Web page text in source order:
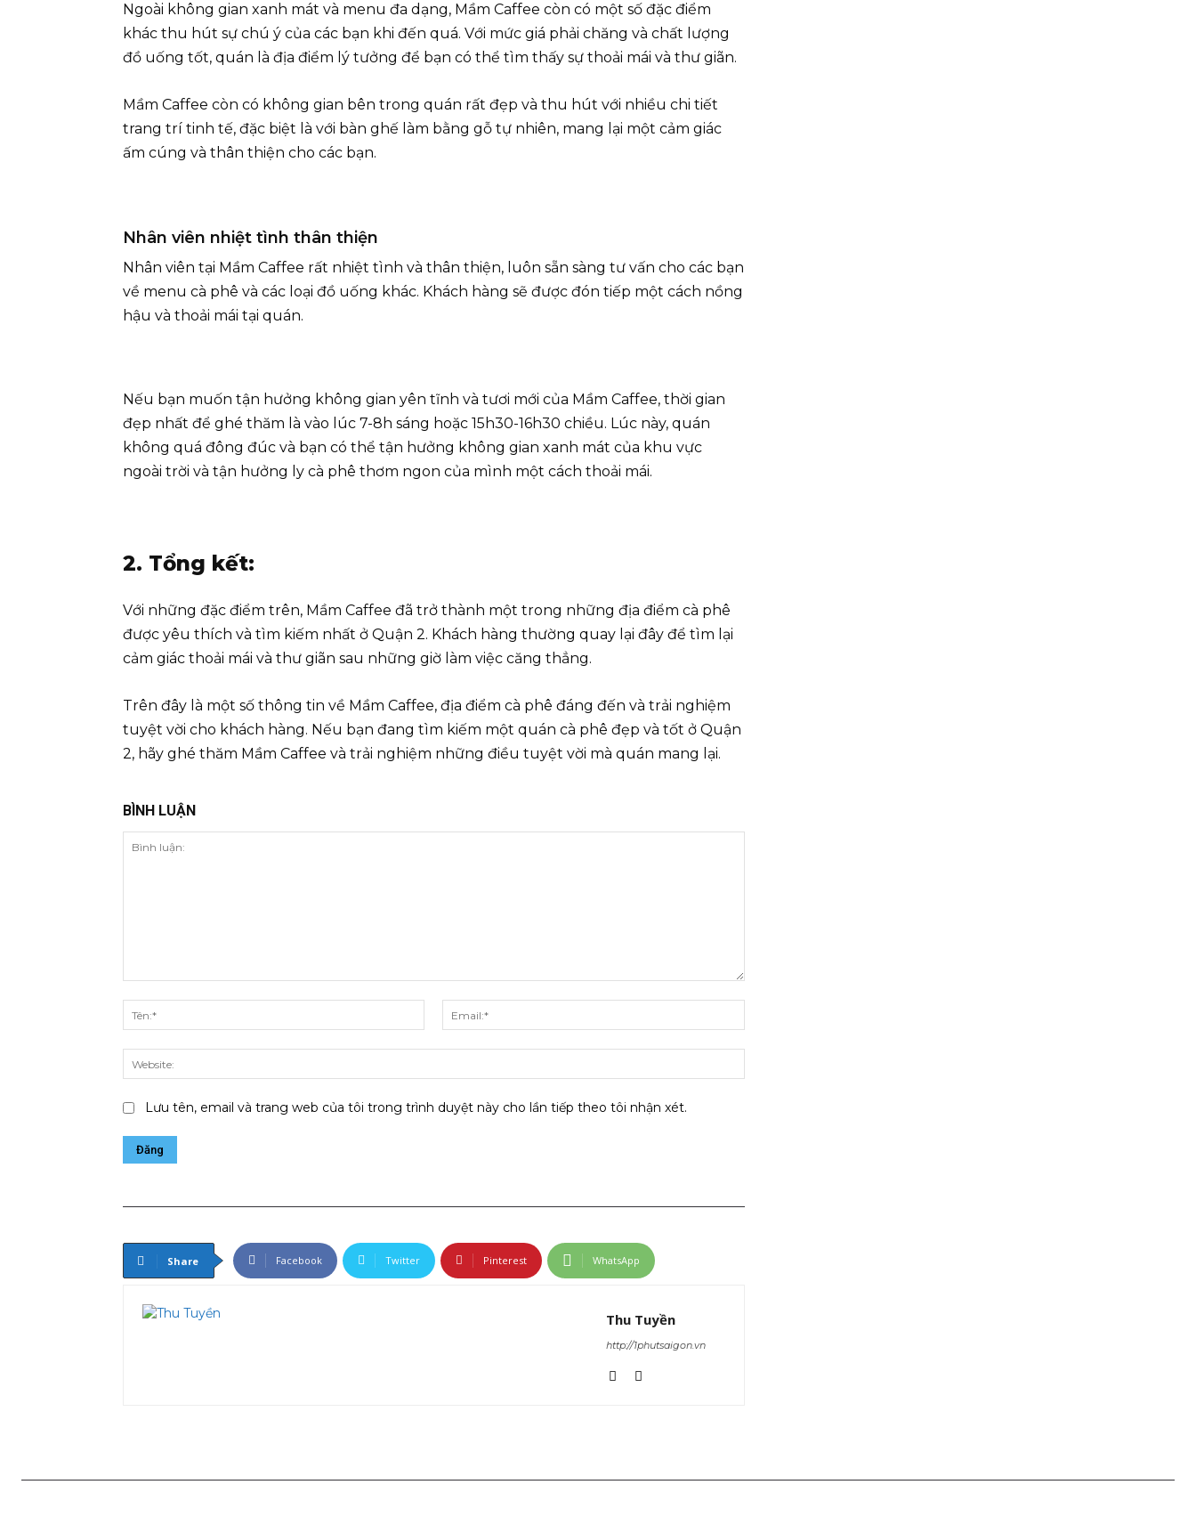
Ngoài không gian xanh mát và menu đa dạng, Mầm Caffee còn có một số đặc điểm
khác thu hút sự chú ý của các bạn khi đến quá. Với mức giá phải chăng và chất lượng
đồ uống tốt, quán là địa điểm lý tưởng để bạn có thể tìm thấy sự thoải mái và thư giãn.
Mầm Caffee còn có không gian bên trong quán rất đẹp và thu hút với nhiều chi tiết
trang trí tinh tế, đặc biệt là với bàn ghế làm bằng gỗ tự nhiên, mang lại một cảm giác
ấm cúng và thân thiện cho các bạn.
Nhân viên nhiệt tình thân thiện
Nhân viên tại Mầm Caffee rất nhiệt tình và thân thiện, luôn sẵn sàng tư vấn cho các bạn
về menu cà phê và các loại đồ uống khác. Khách hàng sẽ được đón tiếp một cách nồng
hậu và thoải mái tại quán.
Nếu bạn muốn tận hưởng không gian yên tĩnh và tươi mới của Mầm Caffee, thời gian
đẹp nhất để ghé thăm là vào lúc 7-8h sáng hoặc 15h30-16h30 chiều. Lúc này, quán
không quá đông đúc và bạn có thể tận hưởng không gian xanh mát của khu vực
ngoài trời và tận hưởng ly cà phê thơm ngon của mình một cách thoải mái.
2. Tổng kết:
Với những đặc điểm trên, Mầm Caffee đã trở thành một trong những địa điểm cà phê
được yêu thích và tìm kiếm nhất ở Quận 2. Khách hàng thường quay lại đây để tìm lại
cảm giác thoải mái và thư giãn sau những giờ làm việc căng thẳng.
Trên đây là một số thông tin về Mầm Caffee, địa điểm cà phê đáng đến và trải nghiệm
tuyệt vời cho khách hàng. Nếu bạn đang tìm kiếm một quán cà phê đẹp và tốt ở Quận
2, hãy ghé thăm Mầm Caffee và trải nghiệm những điều tuyệt vời mà quán mang lại.
BÌNH LUẬN
Lưu tên, email và trang web của tôi trong trình duyệt này cho lần tiếp theo tôi nhận xét.
Share Facebook Twitter Pinterest WhatsApp
Thu Tuyền
http://1phutsaigon.vn